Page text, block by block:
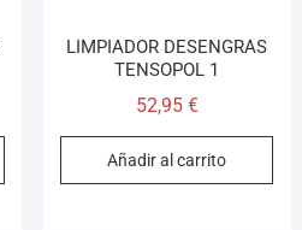
LIMPIADOR DESENGRAS
TENSOPOL 1
52,95 €
Añadir al carrito